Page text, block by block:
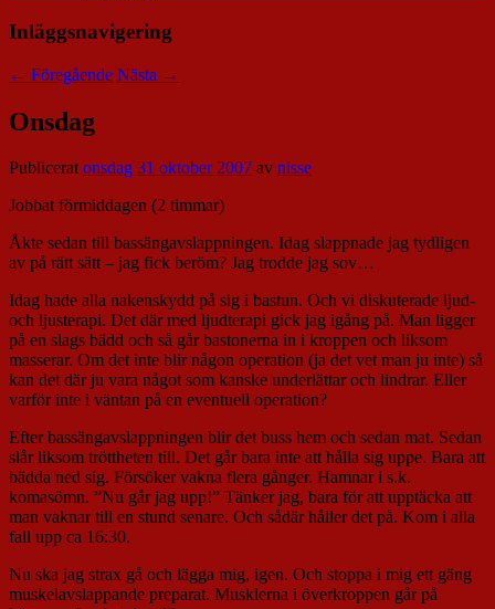
Inläggsnavigering
← Föregående Nästa →
Onsdag
Publiceratonsdag 31 oktober 2007 av nisse
Jobbat förmiddagen (2 timmar)
Åkte sedan till bassängavslappningen. Idag slappnade jag tydligen
av på rätt sätt – jag fick beröm? Jag trodde jag sov…
Idag hade alla nakenskydd på sig i bastun. Och vi diskuterade ljud-
och ljusterapi. Det där med ljudterapi gick jag igång på. Man ligger
på en slags bädd och så går bastonerna in i kroppen och liksom
masserar. Om det inte blir någon operation (ja det vet man ju inte) så
kan det där ju vara något som kanske underlättar och lindrar. Eller
varför inte i väntan på en eventuell operation?
Efter bassängavslappningen blir det buss hem och sedan mat. Sedan
slår liksom tröttheten till. Det går bara inte att hålla sig uppe. Bara att
bädda ned sig. Försöker vakna flera gånger. Hamnar i s.k.
komasömn. ”Nu går jag upp!” Tänker jag, bara för att upptäcka att
man vaknar till en stund senare. Och sådär håller det på. Kom i alla
fall upp ca 16:30.
Nu ska jag strax gå och lägga mig, igen. Och stoppa i mig ett gäng
muskelavslappande preparat. Musklerna i överkroppen går på